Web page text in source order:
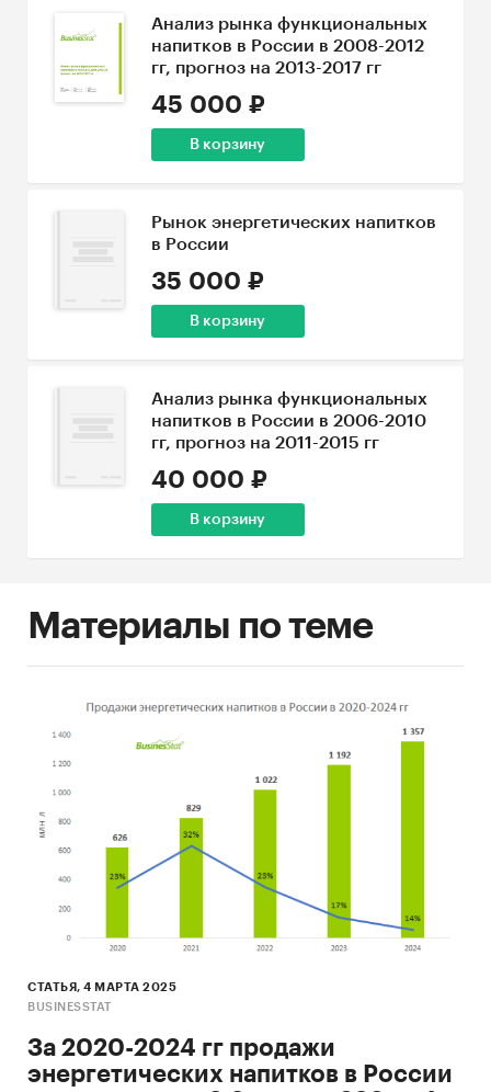
Анализ рынка функциональных
напитков в России в 2008-2012
гг, прогноз на 2013-2017 гг
45 000 ₽
В корзину
Рынок энергетических напитков
в России
35 000 ₽
В корзину
Анализ рынка функциональных
напитков в России в 2006-2010
гг, прогноз на 2011-2015 гг
40 000 ₽
В корзину
Материалы по теме
СТАТЬЯ, 4 МАРТА 2025
BUSINESSTAT
За 2020-2024 гг продажи
энергетических напитков в России